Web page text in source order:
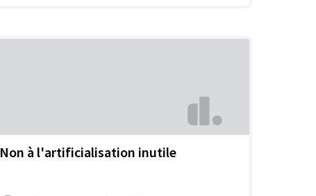
Non à l'artificialisation inutile